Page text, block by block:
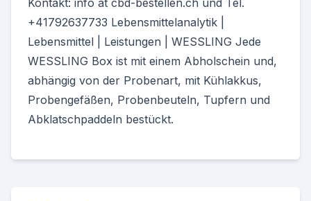
Kontakt: info at cbd-bestellen.ch und Tel.
+41792637733 Lebensmittelanalytik |
Lebensmittel | Leistungen | WESSLING Jede
WESSLING Box ist mit einem Abholschein und,
abhängig von der Probenart, mit Kühlakkus,
Probengefäßen, Probenbeuteln, Tupfern und
Abklatschpaddeln bestückt.